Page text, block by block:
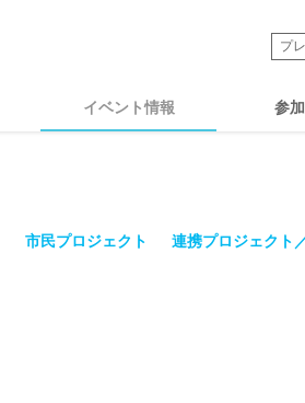
イベント情報 参
プ
市民プロジェクト 連携プロジェクト